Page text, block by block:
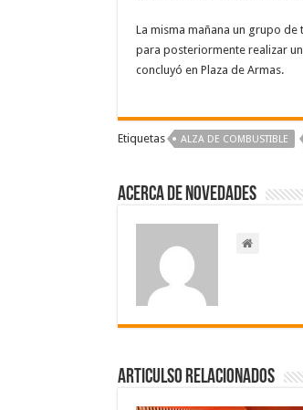
La misma mañana un grupo de
para posteriormente realizar
concluyó en Plaza de Armas.
Etiquetas ALZA DE COMBUSTIBLE
Acerca de NOVEDADES
Articulso Relacionados